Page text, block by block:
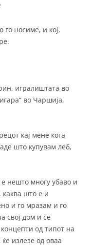
го носиме, и кој,
игралиштата во
во Чаршија,
кај мене кога
што купувам леб,
нешто многу убаво и
каква што е и
и го мразам и го
свој дом и се
од типот на
излезе од оваа